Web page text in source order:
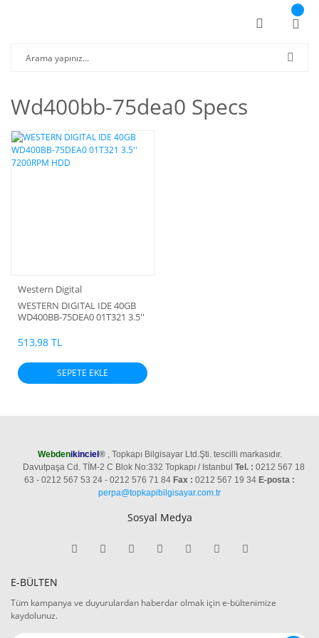
Wd400bb-75dea0 Specs
Western Digital
WESTERN DIGITAL IDE 40GB
WD400BB-75DEA0 01T321 3.5''
513,98 TL
SEPETE EKLE
Webdenikinciel®, Topkapı Bilgisayar Ltd.Şti. tescilli markasıdır.
Davutpaşa Cd. TİM-2 C Blok No:332 Topkapı / Istanbul Tel. : 0212 567 18
63 - 0212 567 53 24 - 0212 576 71 84 Fax : 0212 567 19 34 E-posta :
perpa@topkapibilgisayar.com.tr
Sosyal Medya
E-BÜLTEN
Tüm kampanya ve duyurulardan haberdar olmak için e-bültenimize
kaydolunuz.